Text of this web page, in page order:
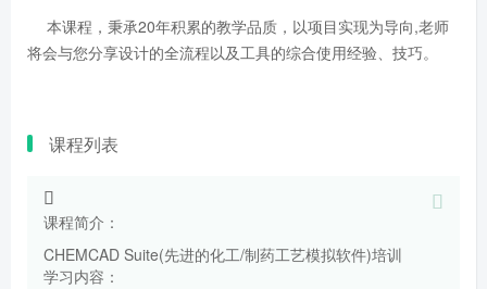
本课程，秉承20年积累的教学品质，以项目实现为导向,老师
将会与您分享设计的全流程以及工具的综合使用经验、技巧。
课程列表
课程简介：
CHEMCAD Suite(先进的化工/制药工艺模拟软件)培训
学习内容：